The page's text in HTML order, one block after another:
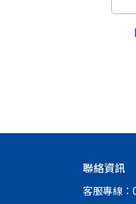
聯絡資訊
客服專線